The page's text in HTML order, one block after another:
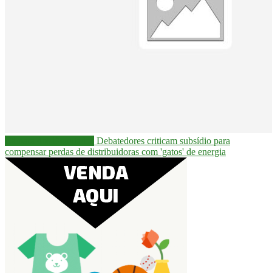
Debatedores criticam subsídio para
compensar perdas de distribuidoras com 'gatos' de energia